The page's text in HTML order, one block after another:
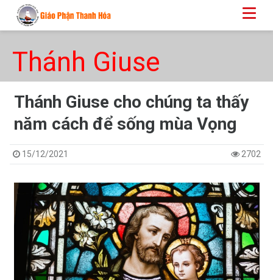
Thánh Giuse
Thánh Giuse cho chúng ta thấy
năm cách để sống mùa Vọng
15/12/2021 2702